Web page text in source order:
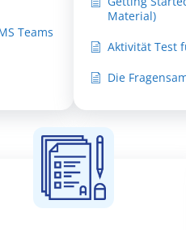
Teams
Material)
Aktivität Test
Die